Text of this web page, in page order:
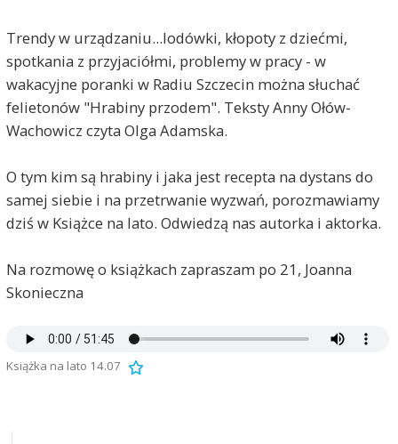
Trendy w urządzaniu...lodówki, kłopoty z dziećmi,
spotkania z przyjaciółmi, problemy w pracy - w
wakacyjne poranki w Radiu Szczecin można słuchać
felietonów "Hrabiny przodem". Teksty Anny Ołów-
Wachowicz czyta Olga Adamska.
O tym kim są hrabiny i jaka jest recepta na dystans do
samej siebie i na przetrwanie wyzwań, porozmawiamy
dziś w Książce na lato. Odwiedzą nas autorka i aktorka.
Na rozmowę o książkach zapraszam po 21, Joanna
Skonieczna
Książka na lato 14.07